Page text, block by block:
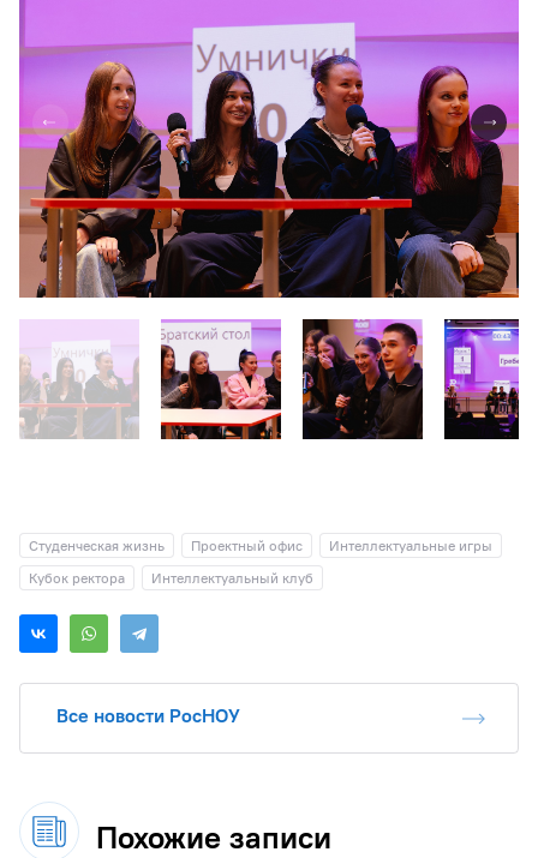
Студенческая жизнь Проектный офис
Интеллектуальные игры
Кубок ректора
Интеллектуальный клуб
Все новости РосНОУ
Похожие записи